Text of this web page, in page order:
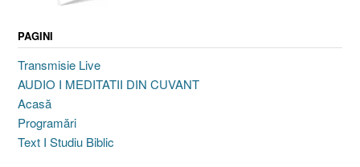
PAGINI
Transmisie Live
AUDIO I MEDITATII DIN CUVANT
Acasă
Programări
Text I Studiu Biblic